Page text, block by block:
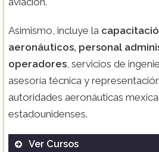
Asimismo, incluye la
aeronáuticos, personal
operadores , servicios de
asesoría técnica y
autoridades aeronáuticas
estadounidenses.
Ver Cursos